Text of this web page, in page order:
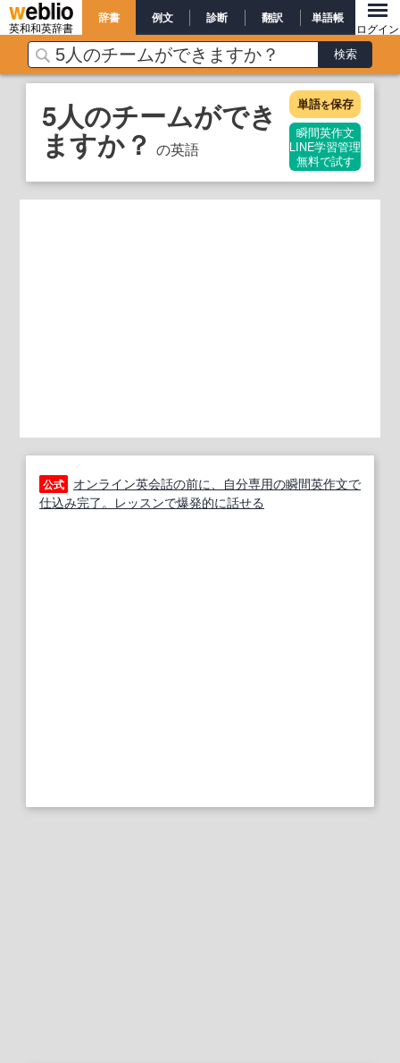
英和和英辞書
辞書 例文 診断 翻訳 単語帳
ログイン
5人のチームができ
ますか？ の英語
単語を保存
瞬間英作文
LINE学習管理
無料で試す
公式
オンライン英会話の前に、自分専用の瞬間英作文で
仕込み完了。レッスンで爆発的に話せる